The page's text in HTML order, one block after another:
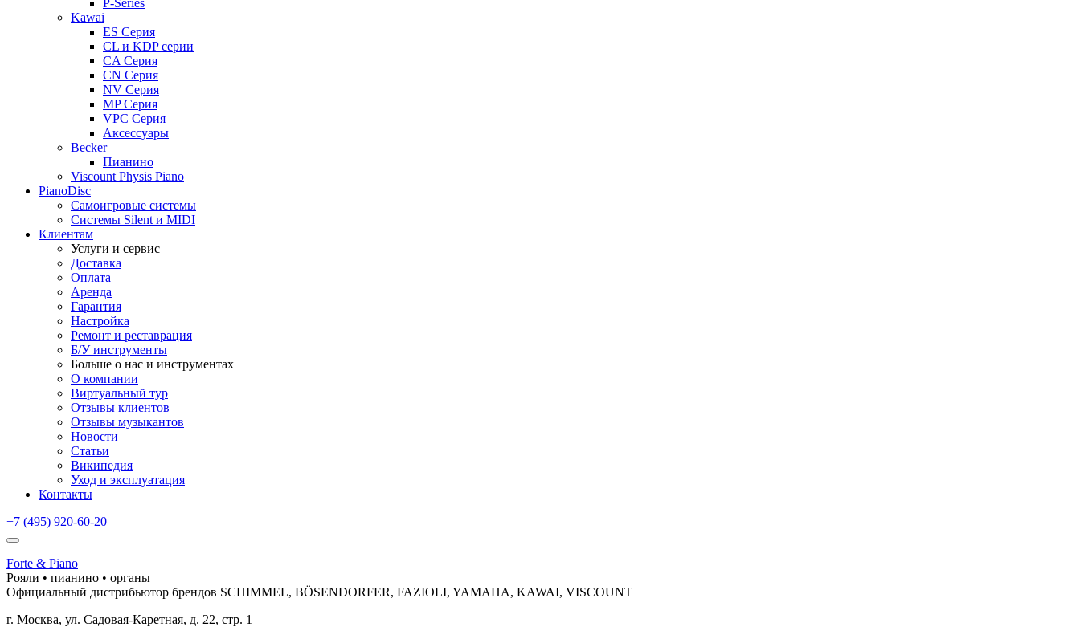
P-Series
Kawai
ES Серия
CL и KDP серии
CA Серия
CN Серия
NV Серия
MP Серия
VPC Серия
Аксессуары
Becker
Пианино
Viscount Physis Piano
PianoDisc
Самоигровые системы
Системы Silent и MIDI
Клиентам
Услуги и сервис
Доставка
Оплата
Аренда
Гарантия
Настройка
Ремонт и реставрация
Б/У инструменты
Больше о нас и инструментах
О компании
Виртуальный тур
Отзывы клиентов
Отзывы музыкантов
Новости
Статьи
Википедия
Уход и эксплуатация
Контакты
+7 (495) 920-60-20
Forte & Piano
Рояли • пианино • органы
Официальный дистрибьютор брендов SCHIMMEL, BÖSENDORFER, FAZIOLI, YAMAHA, KAWAI, VISCOUNT
г. Москва, ул. Садовая-Каретная, д. 22, стр. 1